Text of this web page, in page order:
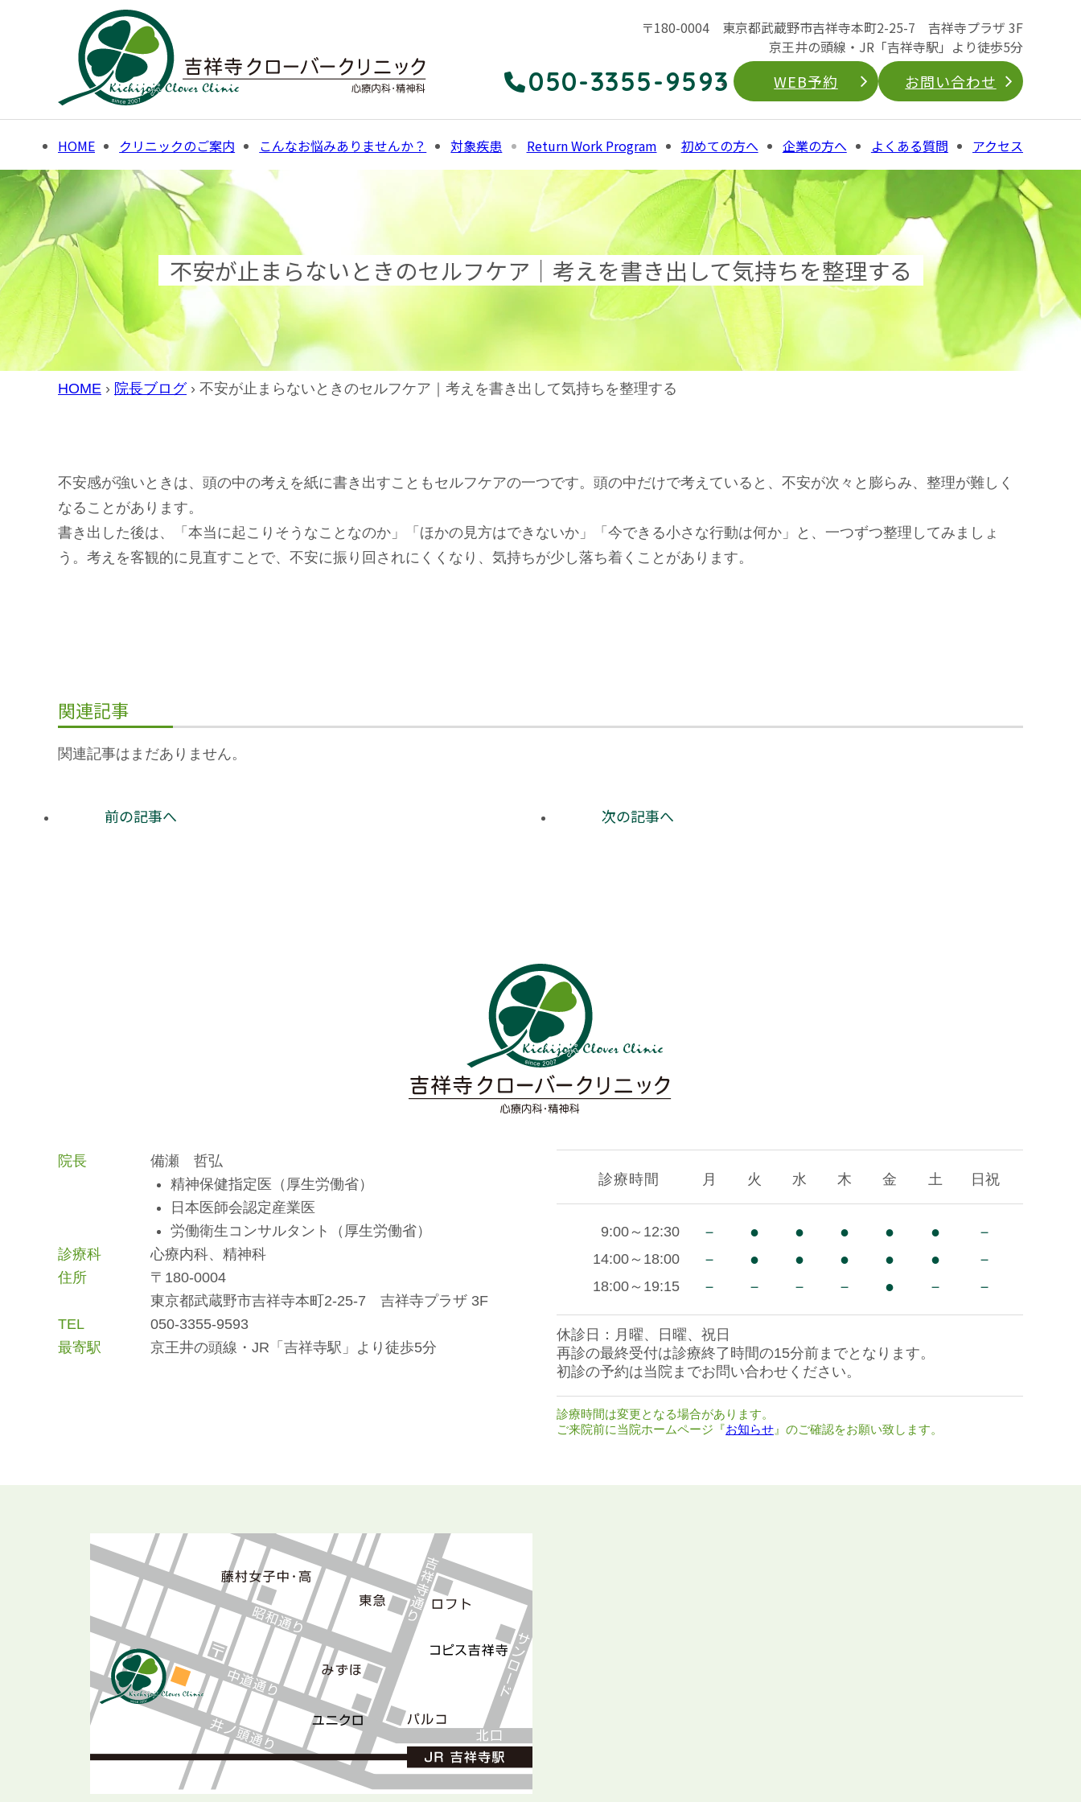
〒180-0004 東京都武蔵野市吉祥寺本町2-25-7 吉祥寺プラザ 3F
京王井の頭線・JR「吉祥寺駅」より徒歩5分
050-3355-9593 WEB予約 お問い合わせ
HOME クリニックのご案内 こんなお悩みありませんか？ 対象疾患 Return Work Program 初めての方へ 企業の方へ よくある質問 アクセス
不安が止まらないときのセルフケア｜考えを書き出して気持ちを整理する
HOME › 院長ブログ › 不安が止まらないときのセルフケア｜考えを書き出して気持ちを整理する
不安感が強いときは、頭の中の考えを紙に書き出すこともセルフケアの一つです。頭の中だけで考えていると、不安が次々と膨らみ、整理が難しく
なることがあります。
書き出した後は、「本当に起こりそうなことなのか」「ほかの見方はできないか」「今できる小さな行動は何か」と、一つずつ整理してみましょ
う。考えを客観的に見直すことで、不安に振り回されにくくなり、気持ちが少し落ち着くことがあります。
関連記事
関連記事はまだありません。
前の記事へ 次の記事へ
院長
備瀬 哲弘
精神保健指定医（厚生労働省）
日本医師会認定産業医
労働衛生コンサルタント（厚生労働省）
診療科
心療内科、精神科
住所
〒180-0004
東京都武蔵野市吉祥寺本町2-25-7 吉祥寺プラザ 3F
TEL
050-3355-9593
最寄駅
京王井の頭線・JR「吉祥寺駅」より徒歩5分
休診日：月曜、日曜、祝日
再診の最終受付は診療終了時間の15分前までとなります。
初診の予約は当院までお問い合わせください。
診療時間 月 火 水 木 金 土 日祝
9:00～12:30 － ● ● ● ● ● －
14:00～18:00 － ● ● ● ● ● －
18:00～19:15 － － － － ● － －
診療時間は変更となる場合があります。
ご来院前に当院ホームページ『お知らせ 』のご確認をお願い致します。